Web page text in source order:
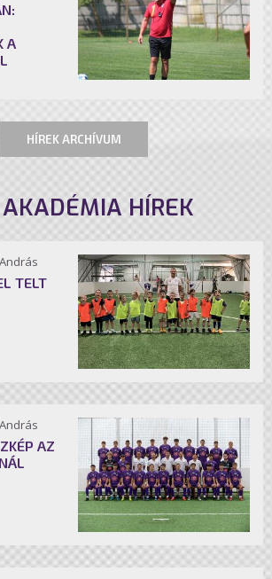
A
HÍREK ARCHÍVUM
HÍREK
TELT
AZ